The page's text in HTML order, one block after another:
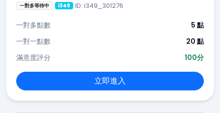
一對多等待中 i349 ID: i349_301276
一對多點數
5 點
一對一點數
20 點
滿意度評分
100分
立即進入